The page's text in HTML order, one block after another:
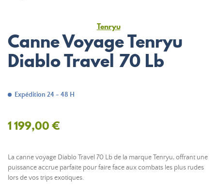
Tenryu
Canne Voyage Tenryu
Diablo Travel 70 Lb
Expédition 24 - 48 H
1 199,00 €
La canne voyage Diablo Travel 70 Lb de la marque Tenryu, offrant une
puissance accrue parfaite pour faire face aux combats les plus rudes
lors de vos trips exotiques.